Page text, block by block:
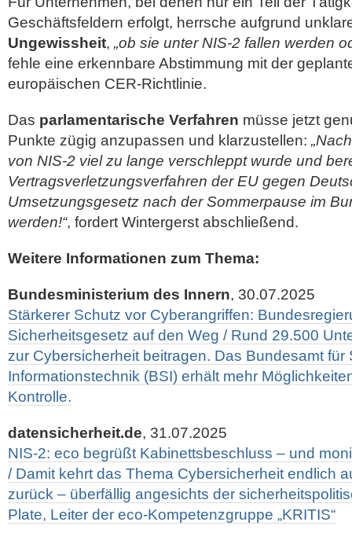
Geschäftsfeldern erfolgt, herrsche aufgrund
Ungewissheit, „ob sie unter NIS-2 fallen werden
fehle eine erkennbare Abstimmung mit der
europäischen CER-Richtlinie.
Das parlamentarische Verfahren müsse jetzt
Punkte zügig anzupassen und klarzustellen:
von NIS-2 viel zu lange verschleppt wurde und
Vertragsverletzungsverfahren der EU gegen
Umsetzungsgesetz nach der Sommerpause im
werden!“, fordert Wintergerst abschließend.
Weitere Informationen zum Thema:
Bundesministerium des Innern, 30.07.2025
Stärkerer Schutz vor Cyberangriffen:
Sicherheitsgesetz auf den Weg / Rund 29.500
zur Cybersicherheit beitragen. Das Bundesamt für
Informationstechnik (BSI) erhält mehr
Kontrolle.
datensicherheit.de, 31.07.2025
NIS-2: eco begrüßt Kabinettsbeschluss – und
/ Damit kehrt das Thema Cybersicherheit endlich
zurück – überfällig angesichts der
Plate, Leiter der eco-Kompetenzgruppe „KRITIS“